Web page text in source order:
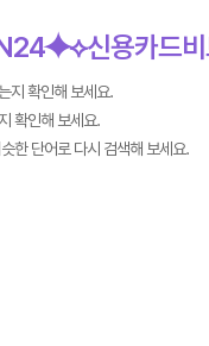
신용카드비
지 확인해 보세요.
확인해 보세요.
한 단어로 다시 검색해 보세요.